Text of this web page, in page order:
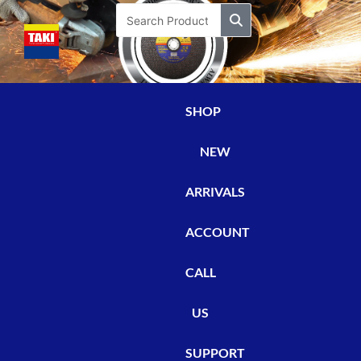
Skip
to
content
SHOP
NEW
ARRIVALS
ACCOUNT
CALL
US
SUPPORT